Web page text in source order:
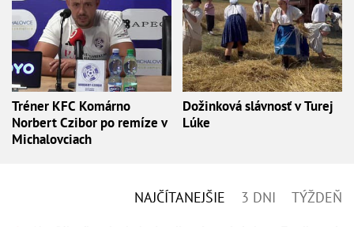
Tréner KFC Komárno
Norbert Czibor po remíze v
Michalovciach
Dožinková slávnosť v Turej
Lúke
NAJČÍTANEJŠIE 3 DNI TÝŽDEŇ